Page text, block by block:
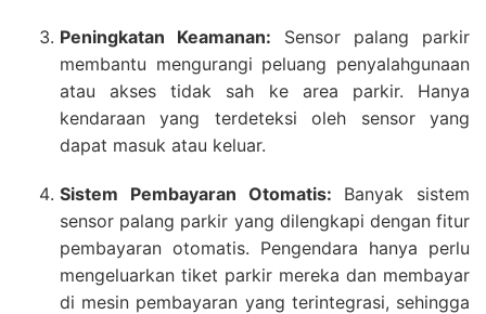
Peningkatan Keamanan: Sensor palang parkir
membantu mengurangi peluang penyalahgunaan
atau akses tidak sah ke area parkir. Hanya
kendaraan yang terdeteksi oleh sensor yang
dapat masuk atau keluar.
Sistem Pembayaran Otomatis: Banyak sistem
sensor palang parkir yang dilengkapi dengan fitur
pembayaran otomatis. Pengendara hanya perlu
mengeluarkan tiket parkir mereka dan membayar
di mesin pembayaran yang terintegrasi, sehingga